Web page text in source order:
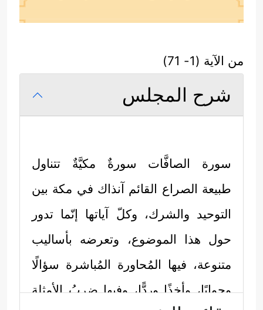
من الآية (1- 71)
شرح المجلس
سورة الصافَّات سورةٌ مكيَّةٌ تتناول
طبيعة الصراع القائم آنذاك في مكة بين
التوحيد والشرك، وكلّ آياتها إنّما تدور
حول هذا الموضوع، وتعرضه بأساليب
متنوعة، فيها المُحاورة المُباشرة سؤالًا
وجوابًا، وأخذًا وردًّا، وفيها ضربُ الأمثلة